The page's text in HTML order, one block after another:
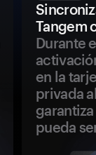
Tangem
Durante
en la
privada
pueda